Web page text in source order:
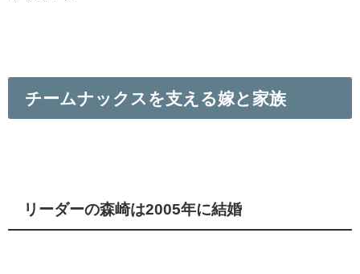
チームナックスを支える嫁と家族
リーダーの森崎は2005年に結婚